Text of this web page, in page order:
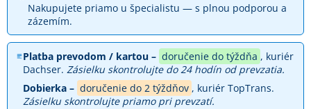
Nakupujete priamo u špecialistu — s plnou podporou a
zázemím.
Platba prevodom / kartou – doručenie do týždňa , kuriér
Dachser.Zásielku skontrolujte do 24 hodín od prevzatia.
Dobierka – doručenie do 2 týždňov , kuriér TopTrans.
Zásielku skontrolujte priamo pri prevzatí.